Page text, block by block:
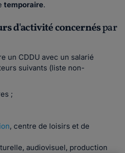
temporaire.
d'activité concernéspar
un CDDU avec un salarié
suivants (liste non-
;
, centre de loisirs et de
audiovisuel, production